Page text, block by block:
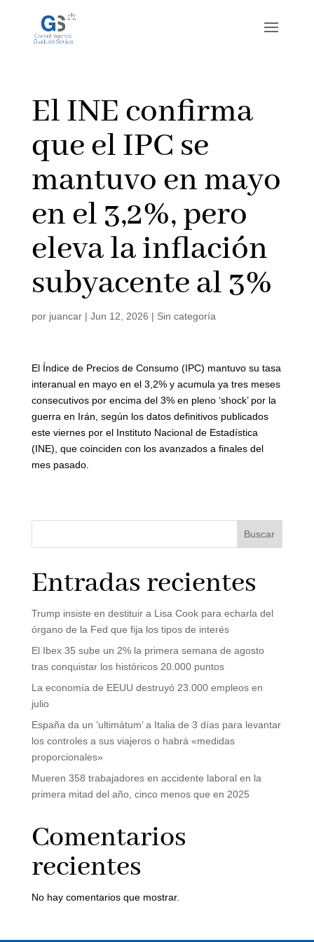
El INE confirma
que el IPC se
mantuvo en mayo
en el 3,2%, pero
eleva la inflación
subyacente al 3%
por juancar| Jun 12, 2026 | Sin categoría
El Índice de Precios de Consumo (IPC) mantuvo su tasa
interanual en mayo en el 3,2% y acumula ya tres meses
consecutivos por encima del 3% en pleno ‘shock’ por la
guerra en Irán, según los datos definitivos publicados
este viernes por el Instituto Nacional de Estadística
(INE), que coinciden con los avanzados a finales del
mes pasado.
Buscar
Entradas recientes
Trump insiste en destituir a Lisa Cook para echarla del
órgano de la Fed que fija los tipos de interés
El Ibex 35 sube un 2% la primera semana de agosto
tras conquistar los históricos 20.000 puntos
La economía de EEUU destruyó 23.000 empleos en
julio
España da un ‘ultimátum’ a Italia de 3 días para levantar
los controles a sus viajeros o habrá «medidas
proporcionales»
Mueren 358 trabajadores en accidente laboral en la
primera mitad del año, cinco menos que en 2025
Comentarios
recientes
No hay comentarios que mostrar.